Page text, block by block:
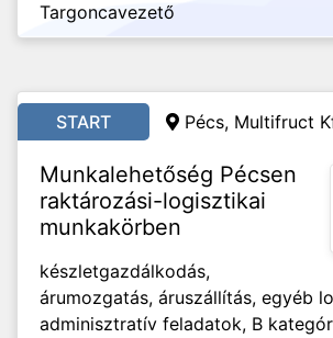
Targoncavezető
START Pécs, Multifruct
Munkalehetőség Pécsen
raktározási-logisztikai
munkakörben
készletgazdálkodás,
árumozgatás, áruszállítás, egyéb
adminisztratív feladatok, B